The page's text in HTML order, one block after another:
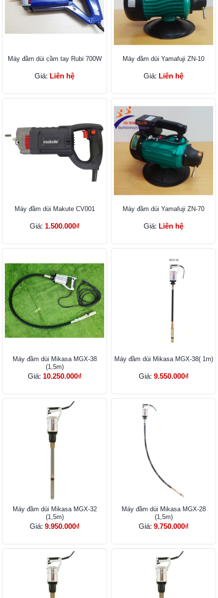
Máy đầm dùi cầm tay Rubi 700W
Giá: Liên hệ
Máy đầm dùi Yamafuji ZN-10
Giá: Liên hệ
Máy đầm dùi Makute CV001
Giá: 1.500.000₫
Máy đầm dùi Yamafuji ZN-70
Giá: Liên hệ
Máy đầm dùi Mikasa MGX-38
(1,5m)
Giá: 10.250.000₫
Máy đầm dùi Mikasa MGX-38( 1m)
Giá: 9.550.000₫
Máy đầm dùi Mikasa MGX-32
(1,5m)
Giá: 9.950.000₫
Máy đầm dùi Mikasa MGX-28
(1,5m)
Giá: 9.750.000₫